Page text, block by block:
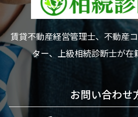
賃貸不動産経営管理士、不動産
ター、上級相続診断士が在
お問い合わせ